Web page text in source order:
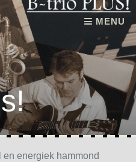
MENU
energiek hammond